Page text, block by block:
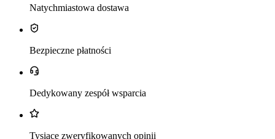
Natychmiastowa dostawa
Bezpieczne płatności
Dedykowany zespół wsparcia
Tysiące zweryfikowanych opinii